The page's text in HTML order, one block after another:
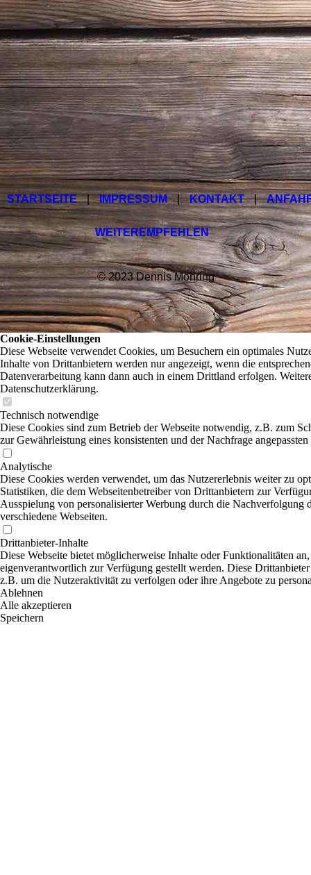
STARTSEITE | IMPRESSUM | KONTAKT |
WEITEREMPFEHLEN
© 2023 Dennis Möhring
Cookie-Einstellungen
Diese Webseite verwendet Cookies, um Besuchern ein optimales
Inhalte von Drittanbietern werden nur angezeigt, wenn die
Datenverarbeitung kann dann auch in einem Drittland erfolgen.
Datenschutzerklärung.
Technisch notwendige
Diese Cookies sind zum Betrieb der Webseite notwendig, z.B. zum
zur Gewährleistung eines konsistenten und der Nachfrage
Analytische
Diese Cookies werden verwendet, um das Nutzererlebnis weiter zu
Statistiken, die dem Webseitenbetreiber von Drittanbietern zur
Ausspielung von personalisierter Werbung durch die Nachverfolgung
verschiedene Webseiten.
Drittanbieter-Inhalte
Diese Webseite bietet möglicherweise Inhalte oder Funktionalitäten
eigenverantwortlich zur Verfügung gestellt werden. Diese
z.B. um die Nutzeraktivität zu verfolgen oder ihre Angebote zu
Ablehnen
Alle akzeptieren
Speichern